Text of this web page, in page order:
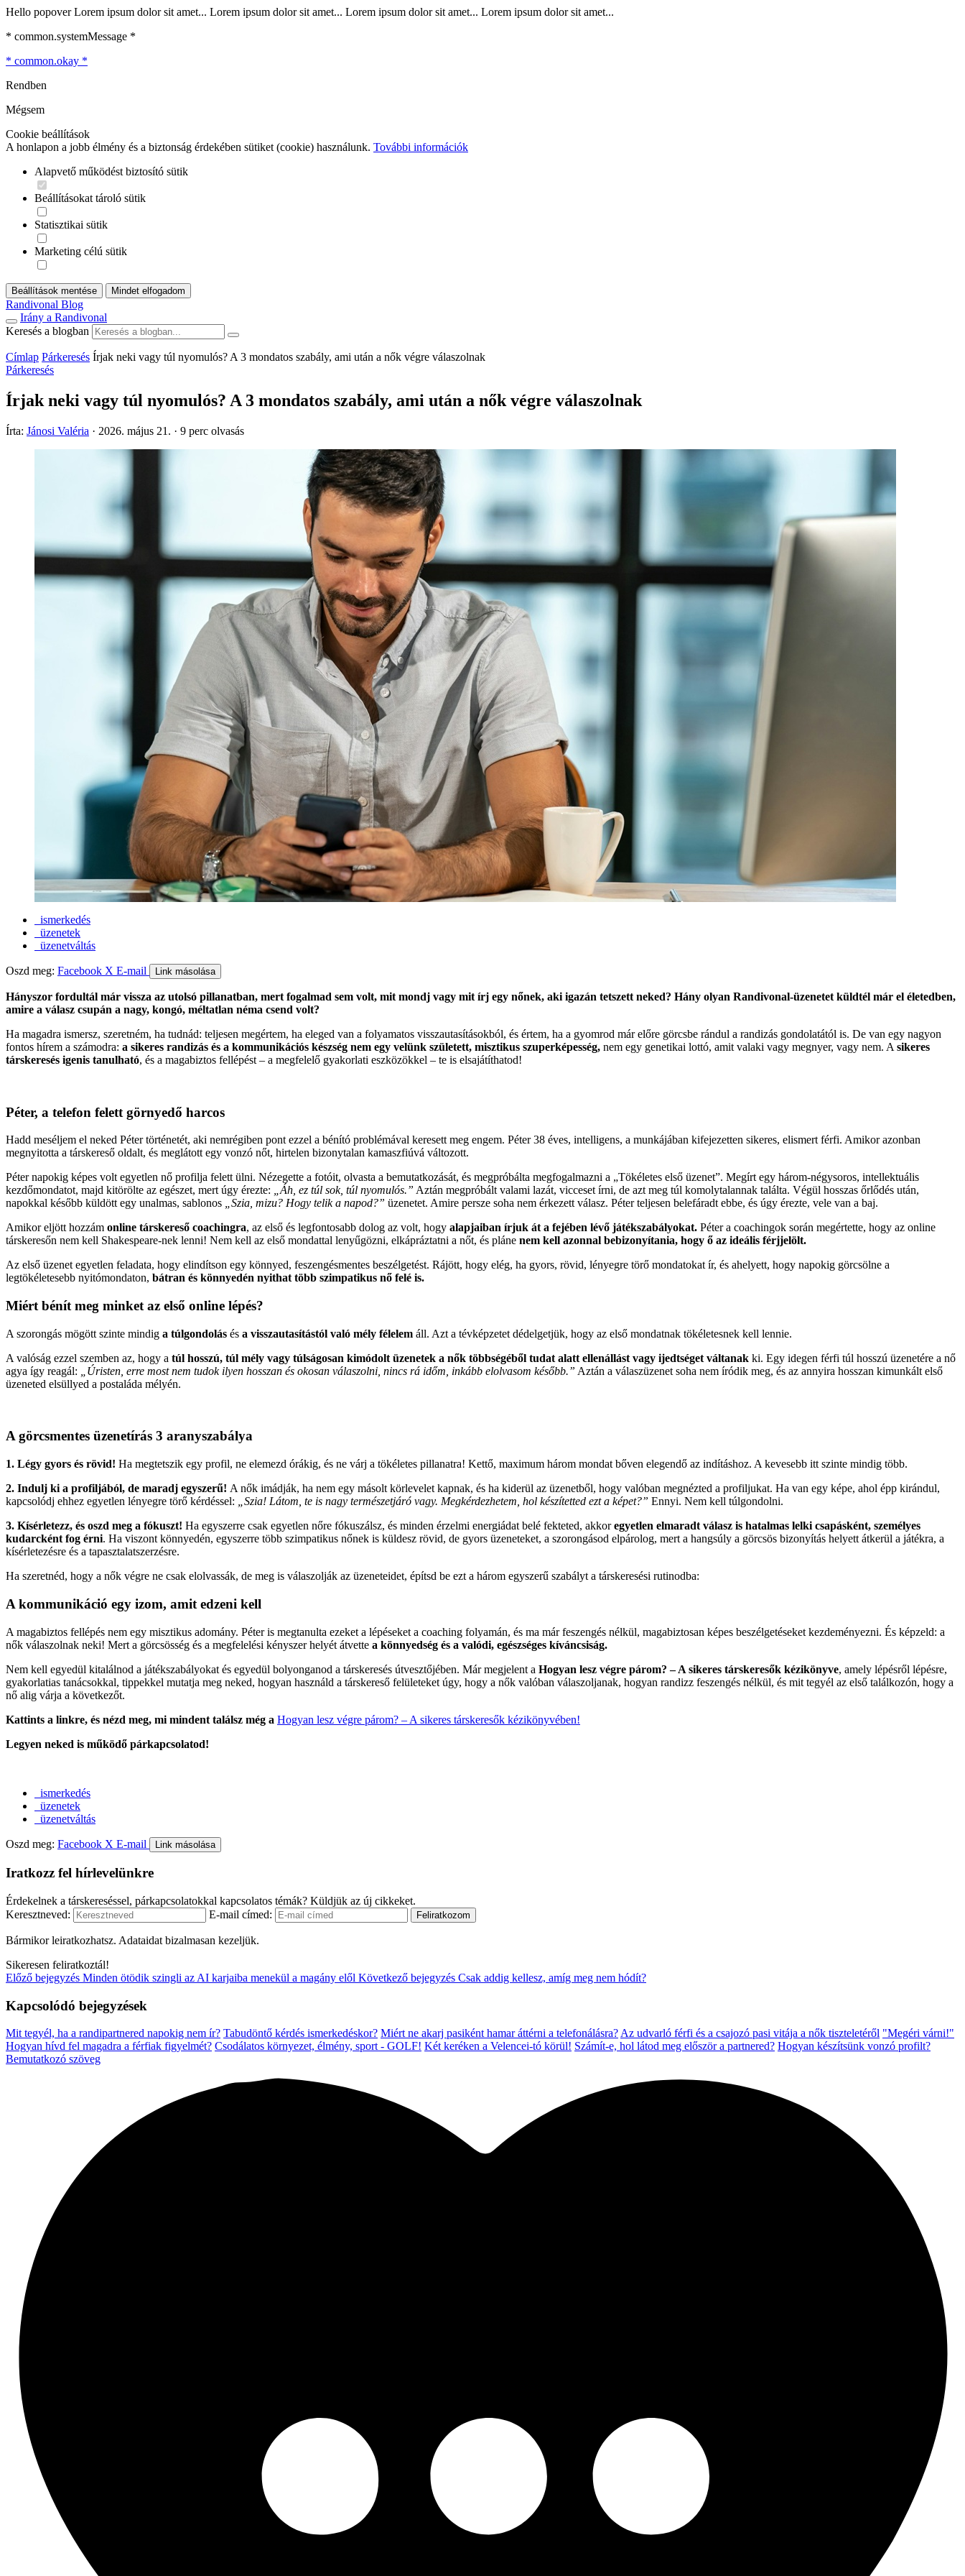
Hello popover Lorem ipsum dolor sit amet... Lorem ipsum dolor sit amet... Lorem ipsum dolor sit amet... Lorem ipsum dolor sit amet...
* common.systemMessage *
* common.okay *
Rendben
Mégsem
Cookie beállítások
A honlapon a jobb élmény és a biztonság érdekében sütiket (cookie) használunk. További információk
Alapvető működést biztosító sütik
Beállításokat tároló sütik
Statisztikai sütik
Marketing célú sütik
Beállítások mentése Mindet elfogadom
Randivonal Blog
Irány a Randivonal
Keresés a blogban
Címlap Párkeresés Írjak neki vagy túl nyomulós? A 3 mondatos szabály, ami után a nők végre válaszolnak
Párkeresés
Írjak neki vagy túl nyomulós? A 3 mondatos szabály, ami után a nők végre válaszolnak
Írta: Jánosi Valéria · 2026. május 21. · 9 perc olvasás
ismerkedés
üzenetek
üzenetváltás
Oszd meg: Facebook X E-mail Link másolása
Hányszor fordultál már vissza az utolsó pillanatban, mert fogalmad sem volt, mit mondj vagy mit írj egy nőnek, aki igazán tetszett neked? Hány olyan Randivonal-üzenetet küldtél már el életedben,
amire a válasz csupán a nagy, kongó, méltatlan néma csend volt?
Ha magadra ismersz, szeretném, ha tudnád: teljesen megértem, ha eleged van a folyamatos visszautasításokból, és értem, ha a gyomrod már előre görcsbe rándul a randizás gondolatától is. De van egy nagyon
fontos hírem a számodra: a sikeres randizás és a kommunikációs készség nem egy velünk született, misztikus szuperképesség, nem egy genetikai lottó, amit valaki vagy megnyer, vagy nem. A sikeres
társkeresés igenis tanulható, és a magabiztos fellépést – a megfelelő gyakorlati eszközökkel – te is elsajátíthatod!
Péter, a telefon felett görnyedő harcos
Hadd meséljem el neked Péter történetét, aki nemrégiben pont ezzel a bénító problémával keresett meg engem. Péter 38 éves, intelligens, a munkájában kifejezetten sikeres, elismert férfi. Amikor azonban
megnyitotta a társkereső oldalt, és meglátott egy vonzó nőt, hirtelen bizonytalan kamaszfiúvá változott.
Péter napokig képes volt egyetlen nő profilja felett ülni. Nézegette a fotóit, olvasta a bemutatkozását, és megpróbálta megfogalmazni a „Tökéletes első üzenet”. Megírt egy három-négysoros, intellektuális
kezdőmondatot, majd kitörölte az egészet, mert úgy érezte:
„Áh, ez túl sok, túl nyomulós.” Aztán megpróbált valami lazát, vicceset írni, de azt meg túl komolytalannak találta. Végül hosszas őrlődés után,
napokkal később küldött egy unalmas, sablonos
„Szia, mizu? Hogy telik a napod?” üzenetet. Amire persze soha nem érkezett válasz. Péter teljesen belefáradt ebbe, és úgy érezte, vele van a baj.
Amikor eljött hozzám online társkereső coachingra, az első és legfontosabb dolog az volt, hogy alapjaiban írjuk át a fejében lévő játékszabályokat. Péter a coachingok során megértette, hogy az online
társkeresőn nem kell Shakespeare-nek lenni! Nem kell az első mondattal lenyűgözni, elkápráztatni a nőt, és pláne nem kell azonnal bebizonyítania, hogy ő az ideális férjjelölt.
Az első üzenet egyetlen feladata, hogy elindítson egy könnyed, feszengésmentes beszélgetést. Rájött, hogy elég, ha gyors, rövid, lényegre törő mondatokat ír, és ahelyett, hogy napokig görcsölne a
legtökéletesebb nyitómondaton, bátran és könnyedén nyithat több szimpatikus nő felé is.
Miért bénít meg minket az első online lépés?
A szorongás mögött szinte mindig a túlgondolás és a visszautasítástól való mély félelem áll. Azt a tévképzetet dédelgetjük, hogy az első mondatnak tökéletesnek kell lennie.
A valóság ezzel szemben az, hogy a túl hosszú, túl mély vagy túlságosan kimódolt üzenetek a nők többségéből tudat alatt ellenállást vagy ijedtséget váltanak ki. Egy idegen férfi túl hosszú üzenetére a nő
agya így reagál:
„Úristen, erre most nem tudok ilyen hosszan és okosan válaszolni, nincs rá időm, inkább elolvasom később.” Aztán a válaszüzenet soha nem íródik meg, és az annyira hosszan kimunkált első
üzeneted elsüllyed a postaláda mélyén.
A görcsmentes üzenetírás 3 aranyszabálya
1. Légy gyors és rövid! Ha megtetszik egy profil, ne elemezd órákig, és ne várj a tökéletes pillanatra! Kettő, maximum három mondat bőven elegendő az indításhoz. A kevesebb itt szinte mindig több.
2. Indulj ki a profiljából, de maradj egyszerű! A nők imádják, ha nem egy másolt körlevelet kapnak, és ha kiderül az üzenetből, hogy valóban megnézted a profiljukat. Ha van egy képe, ahol épp kirándul,
kapcsolódj ehhez egyetlen lényegre törő kérdéssel:
„Szia! Látom, te is nagy természetjáró vagy. Megkérdezhetem, hol készítetted ezt a képet?” Ennyi. Nem kell túlgondolni.
3. Kísérletezz, és oszd meg a fókuszt! Ha egyszerre csak egyetlen nőre fókuszálsz, és minden érzelmi energiádat belé fekteted, akkoregyetlen elmaradt válasz is hatalmas lelki csapásként, személyes
kudarcként fog érni. Ha viszont könnyedén, egyszerre több szimpatikus nőnek is küldesz rövid, de gyors üzeneteket, a szorongásod elpárolog, mert a hangsúly a görcsös bizonyítás helyett átkerül a játékra, a
kísérletezésre és a tapasztalatszerzésre.
Ha szeretnéd, hogy a nők végre ne csak elolvassák, de meg is válaszolják az üzeneteidet, építsd be ezt a három egyszerű szabályt a társkeresési rutinodba:
A kommunikáció egy izom, amit edzeni kell
A magabiztos fellépés nem egy misztikus adomány. Péter is megtanulta ezeket a lépéseket a coaching folyamán, és ma már feszengés nélkül, magabiztosan képes beszélgetéseket kezdeményezni. És képzeld: a
nők válaszolnak neki! Mert a görcsösség és a megfelelési kényszer helyét átvette a könnyedség és a valódi, egészséges kíváncsiság.
Nem kell egyedül kitalálnod a játékszabályokat és egyedül bolyonganod a társkeresés útvesztőjében. Már megjelent a Hogyan lesz végre párom? – A sikeres társkeresők kézikönyve, amely lépésről lépésre,
gyakorlatias tanácsokkal, tippekkel mutatja meg neked, hogyan használd a társkereső felületeket úgy, hogy a nők valóban válaszoljanak, hogyan randizz feszengés nélkül, és mit tegyél az első találkozón, hogy a
nő alig várja a következőt.
Kattints a linkre, és nézd meg, mi mindent találsz még a Hogyan lesz végre párom? – A sikeres társkeresők kézikönyvében!
Legyen neked is működő párkapcsolatod!
ismerkedés
üzenetek
üzenetváltás
Oszd meg: Facebook X E-mail Link másolása
Iratkozz fel hírlevelünkre
Érdekelnek a társkereséssel, párkapcsolatokkal kapcsolatos témák? Küldjük az új cikkeket.
Keresztneved:
E-mail címed:
Bármikor leiratkozhatsz. Adataidat bizalmasan kezeljük.
Sikeresen feliratkoztál!
Előző bejegyzés Minden ötödik szingli az AI karjaiba menekül a magány elől Következő bejegyzés Csak addig kellesz, amíg meg nem hódít?
Kapcsolódó bejegyzések
Mit tegyél, ha a randipartnered napokig nem ír? Tabudöntő kérdés ismerkedéskor? Miért ne akarj pasiként hamar áttérni a telefonálásra?Az udvarló férfi és a csajozó pasi vitája a nők tiszteletéről "Megéri várni!"
Hogyan hívd fel magadra a férfiak figyelmét? Csodálatos környezet, élmény, sport - GOLF! Két keréken a Velencei-tó körül! Számít-e, hol látod meg először a partnered? Hogyan készítsünk vonzó profilt?
Bemutatkozó szöveg